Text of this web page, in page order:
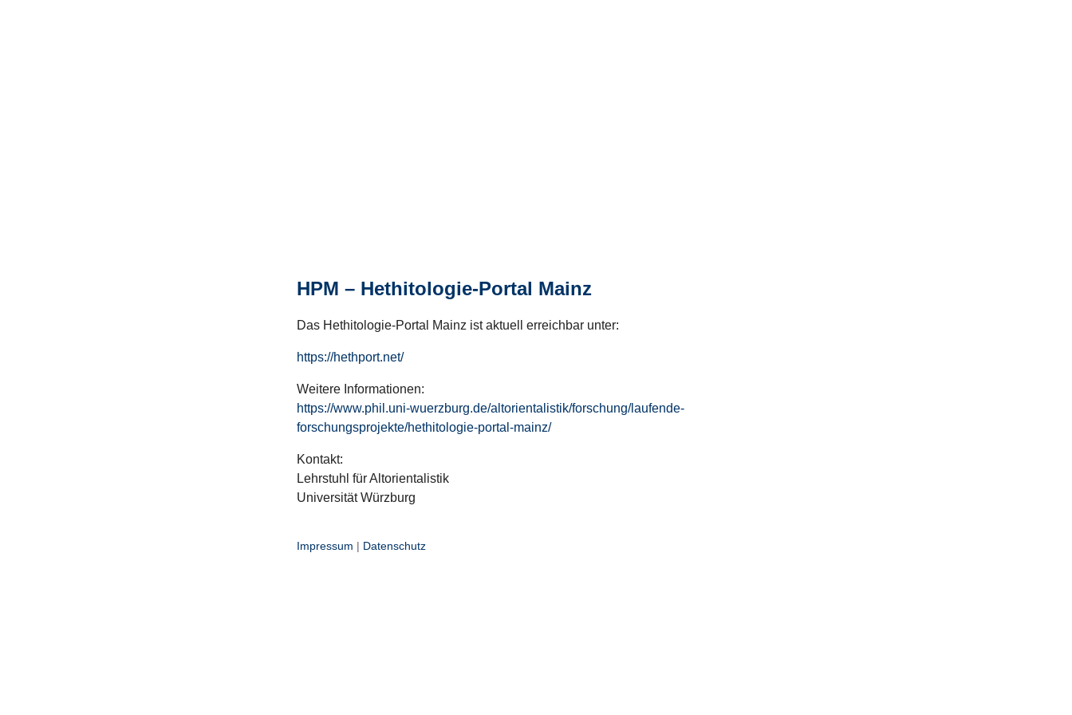
HPM – Hethitologie-Portal Mainz
Das Hethitologie-Portal Mainz ist aktuell erreichbar unter:
https://hethport.net/
Weitere Informationen:
https://www.phil.uni-wuerzburg.de/altorientalistik/forschung/laufende-
forschungsprojekte/hethitologie-portal-mainz/
Kontakt:
Lehrstuhl für Altorientalistik
Universität Würzburg
Impressum | Datenschutz